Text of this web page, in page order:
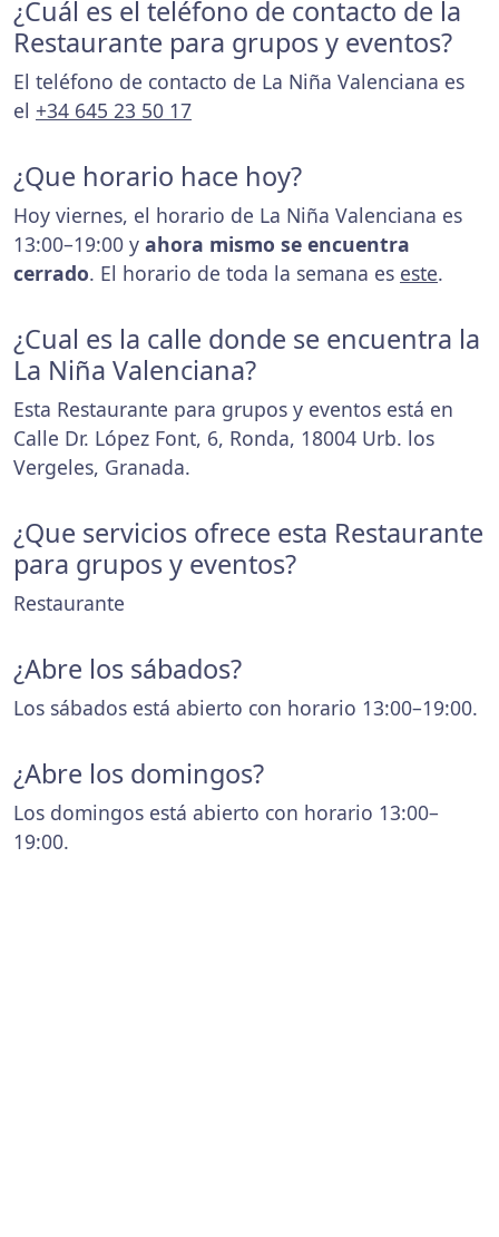
¿Cuál es el teléfono de contacto de la
Restaurante para grupos y eventos?
El teléfono de contacto de La Niña Valenciana es
el +34 645 23 50 17
¿Que horario hace hoy?
Hoy viernes, el horario de La Niña Valenciana es
13:00–19:00 y ahora mismo se encuentra
cerrado. El horario de toda la semana es este.
¿Cual es la calle donde se encuentra la
La Niña Valenciana?
Esta Restaurante para grupos y eventos está en
Calle Dr. López Font, 6, Ronda, 18004 Urb. los
Vergeles, Granada.
¿Que servicios ofrece esta Restaurante
para grupos y eventos?
Restaurante
¿Abre los sábados?
Los sábados está abierto con horario 13:00–19:00.
¿Abre los domingos?
Los domingos está abierto con horario 13:00–
19:00.